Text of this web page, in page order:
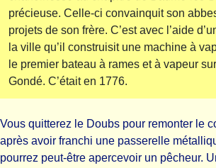
précieuse. Celle-ci convainquit son
projets de son frère. C’est avec l’aide
la ville qu’il construisit une machine à
le premier bateau à rames et à vapeur
Gondé. C’était en 1776.
Vous quitterez le Doubs pour remonter le
après avoir franchi une passerelle
pourrez peut-être apercevoir un pêcheur.